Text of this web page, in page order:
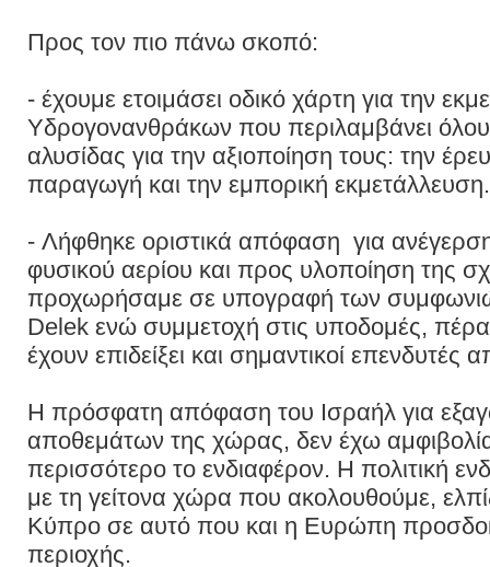
Προς τον πιο πάνω σκοπό:
- έχουμε ετοιμάσει οδικό χάρτη για την
Υδρογονανθράκων που περιλαμβάνει
αλυσίδας για την αξιοποίηση τους: την
παραγωγή και την εμπορική εκμετάλλευση.
- Λήφθηκε οριστικά απόφαση για
φυσικού αερίου και προς υλοποίηση της
προχωρήσαμε σε υπογραφή των
Delek ενώ συμμετοχή στις υποδομές,
έχουν επιδείξει και σημαντικοί επενδυτές
Η πρόσφατη απόφαση του Ισραήλ για
αποθεμάτων της χώρας, δεν έχω
περισσότερο το ενδιαφέρον. Η πολιτική
με τη γείτονα χώρα που ακολουθούμε,
Κύπρο σε αυτό που και η Ευρώπη
περιοχής.